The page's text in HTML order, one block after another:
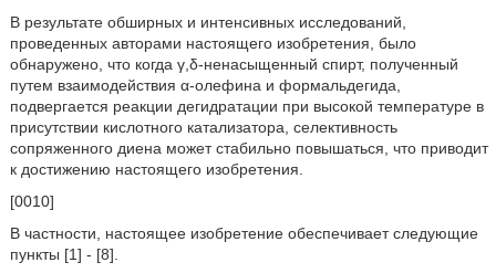
В результате обширных и интенсивных исследований,
проведенных авторами настоящего изобретения, было
обнаружено, что когда γ,δ-ненасыщенный спирт, полученный
путем взаимодействия α-олефина и формальдегида,
подвергается реакции дегидратации при высокой температуре в
присутствии кислотного катализатора, селективность
сопряженного диена может стабильно повышаться, что приводит
к достижению настоящего изобретения.
[0010]
В частности, настоящее изобретение обеспечивает следующие
пункты [1] - [8].